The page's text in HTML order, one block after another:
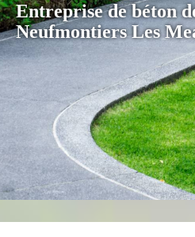
Entreprise de béton
Neufmontiers Les